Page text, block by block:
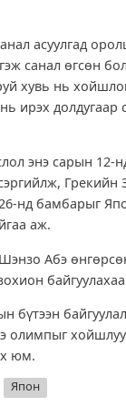
асуулгад
санал өгсөн
хувь нь
ирэх
энэ сарын 12-
Грекийн
нд бамбарыг
аж.
Абэ
бүтээн
олимпыг
юм.
Япон